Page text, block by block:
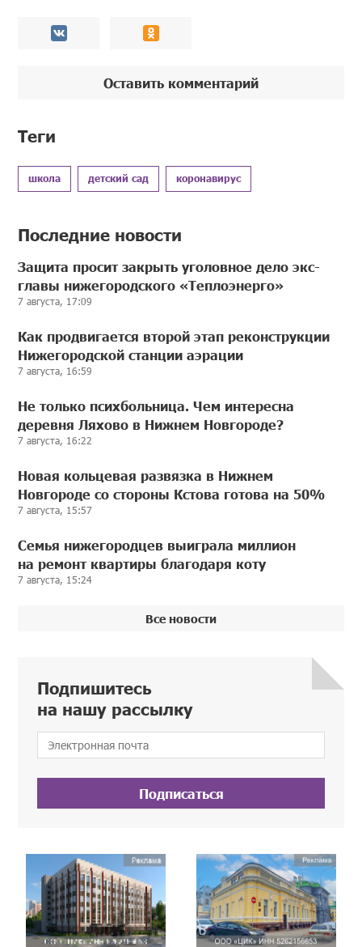
Оставить комментарий
Теги
школа детский сад коронавирус
Последние новости
Защита просит закрыть уголовное дело экс-
главы нижегородского «Теплоэнерго»
7 августа, 17:09
Как продвигается второй этап реконструкции
Нижегородской станции аэрации
7 августа, 16:59
Не только психбольница. Чем интересна
деревня Ляхово в Нижнем Новгороде?
7 августа, 16:22
Новая кольцевая развязка в Нижнем
Новгороде со стороны Кстова готова на 50%
7 августа, 15:57
Семья нижегородцев выиграла миллион
на ремонт квартиры благодаря коту
7 августа, 15:24
Все новости
Подпишитесь
на нашу рассылку
Подписаться